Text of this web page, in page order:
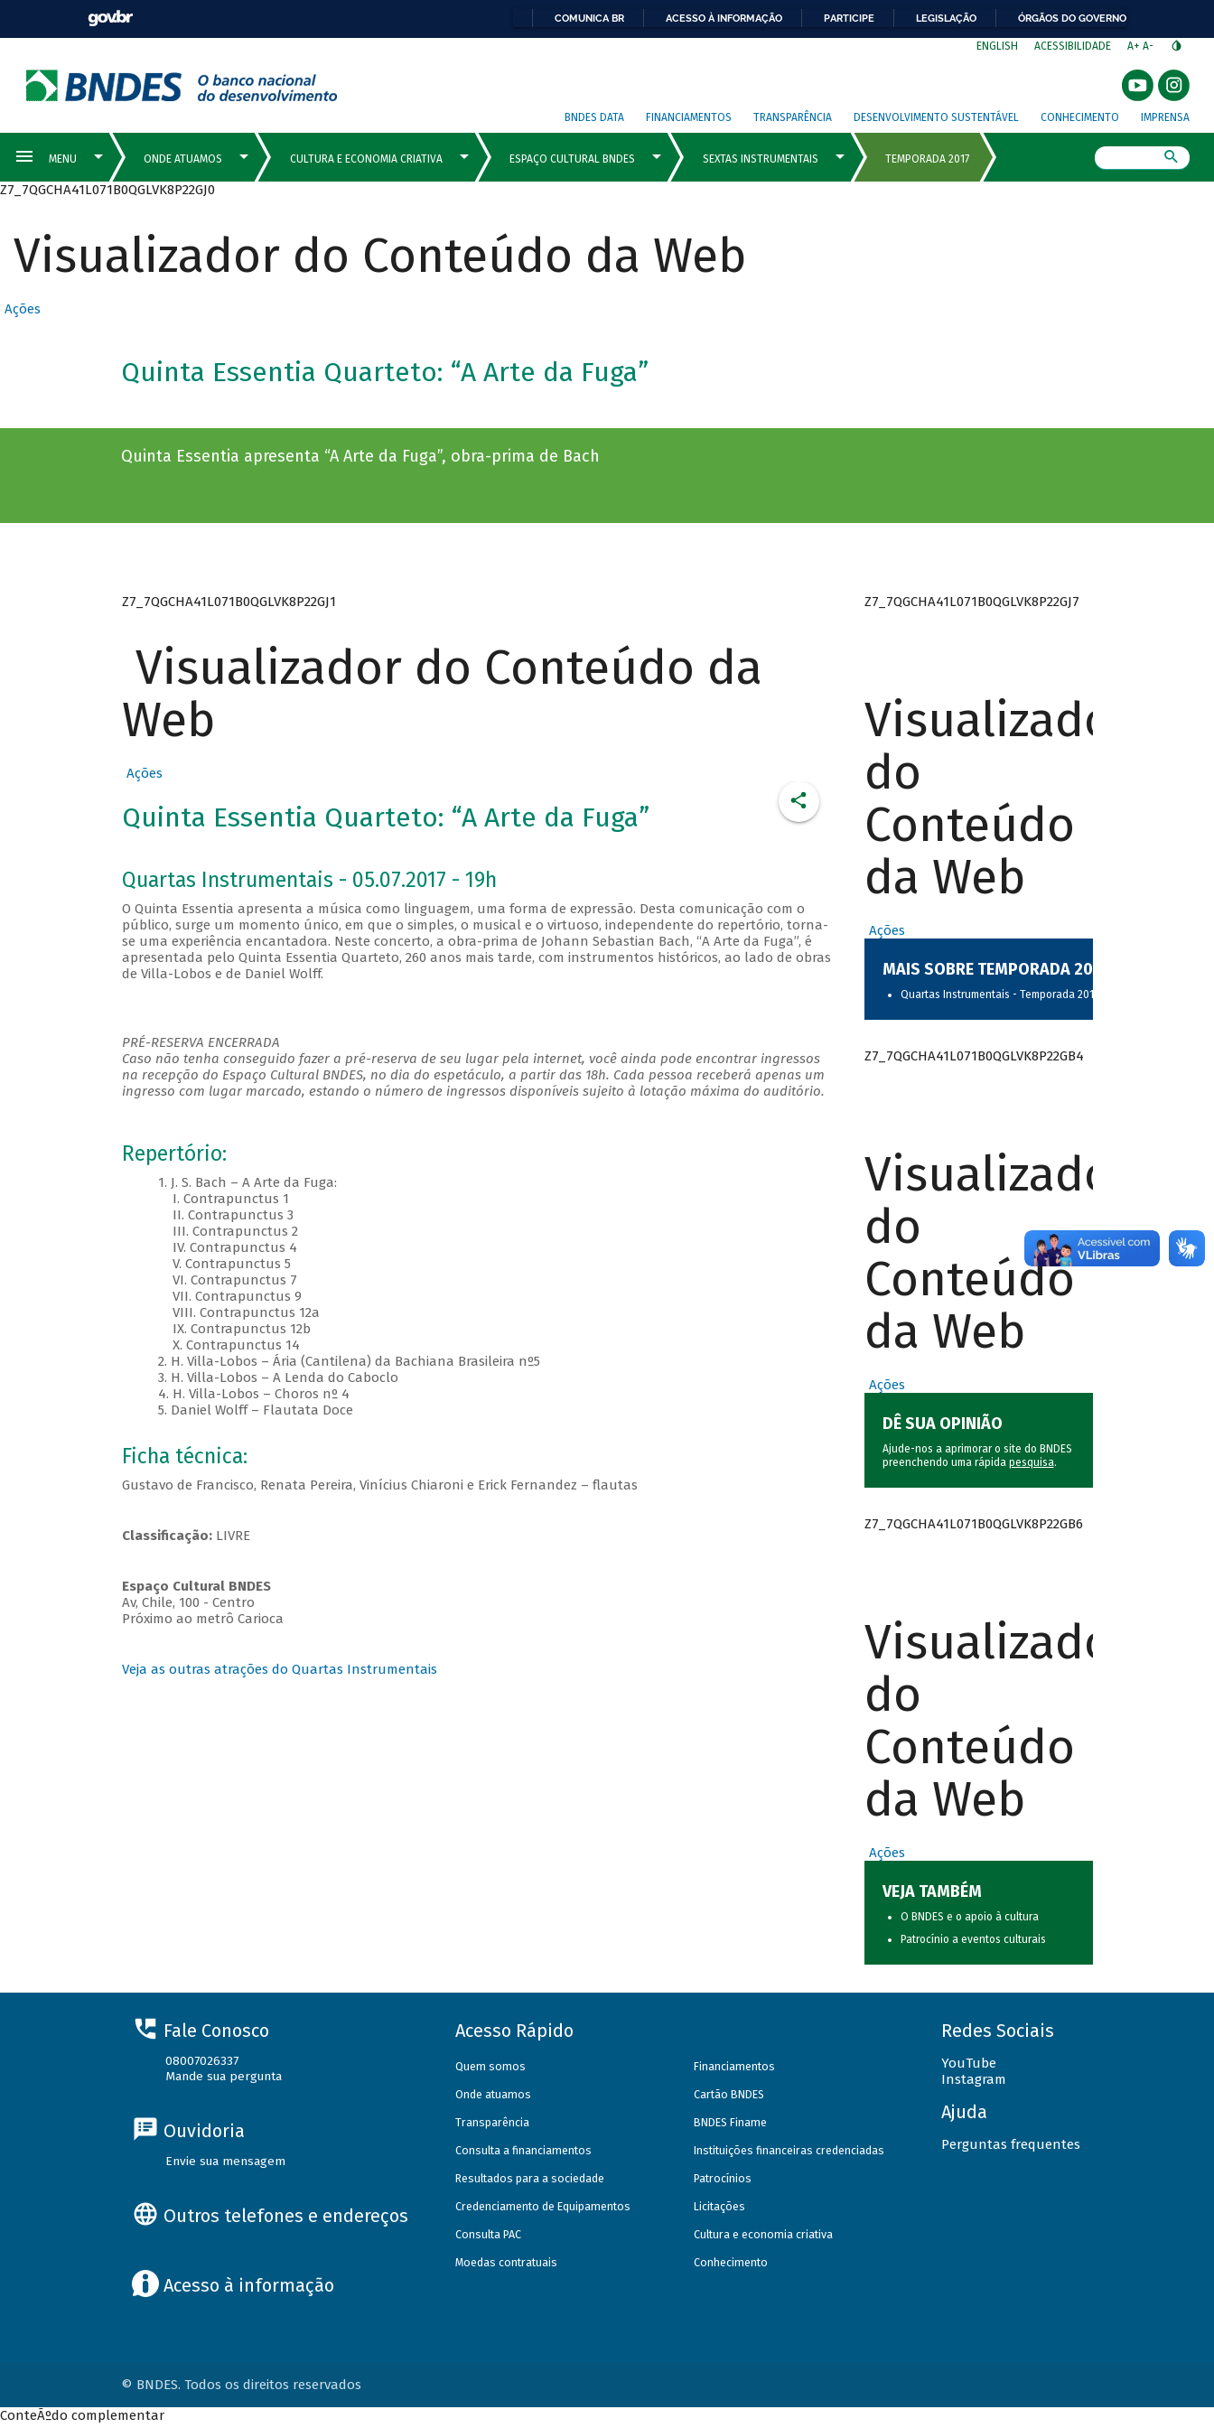
COMUNICA BR ACESSO À INFORMAÇÃO PARTICIPE LEGISLAÇÃO ÓRGÃOS DO GOVERNO
ENGLISH ACESSIBILIDADE A+ A-
BNDES DATA FINANCIAMENTOS TRANSPARÊNCIA DESENVOLVIMENTO SUSTENTÁVEL CONHECIMENTO IMPRENSA
Z7_7QGCHA41L071B0QGLVK8P22GJ0
Visualizador do Conteúdo da Web
Ações
Quinta Essentia Quarteto: “A Arte da Fuga”
Quinta Essentia apresenta “A Arte da Fuga”, obra-prima de Bach
Z7_7QGCHA41L071B0QGLVK8P22GJ1
Visualizador do Conteúdo da
Web
Ações
Quinta Essentia Quarteto: “A Arte da Fuga”
Quartas Instrumentais - 05.07.2017 - 19h
O Quinta Essentia apresenta a música como linguagem, uma forma de expressão. Desta comunicação com o
público, surge um momento único, em que o simples, o musical e o virtuoso, independente do repertório, torna-
se uma experiência encantadora. Neste concerto, a obra-prima de Johann Sebastian Bach, “A Arte da Fuga”, é
apresentada pelo Quinta Essentia Quarteto, 260 anos mais tarde, com instrumentos históricos, ao lado de obras
de Villa-Lobos e de Daniel Wolff.
PRÉ-RESERVA ENCERRADA
Caso não tenha conseguido fazer a pré-reserva de seu lugar pela internet, você ainda pode encontrar ingressos
na recepção do Espaço Cultural BNDES, no dia do espetáculo, a partir das 18h. Cada pessoa receberá apenas um
ingresso com lugar marcado, estando o número de ingressos disponíveis sujeito à lotação máxima do auditório.
Repertório:
1. J. S. Bach – A Arte da Fuga:
I. Contrapunctus 1
II. Contrapunctus 3
III. Contrapunctus 2
IV. Contrapunctus 4
V. Contrapunctus 5
VI. Contrapunctus 7
VII. Contrapunctus 9
VIII. Contrapunctus 12a
IX. Contrapunctus 12b
X. Contrapunctus 14
2. H. Villa-Lobos – Ária (Cantilena) da Bachiana Brasileira nº5
3. H. Villa-Lobos – A Lenda do Caboclo
4. H. Villa-Lobos – Choros nº 4
5. Daniel Wolff – Flautata Doce
Ficha técnica:
Gustavo de Francisco, Renata Pereira, Vinícius Chiaroni e Erick Fernandez – flautas
Classificação:LIVRE
Espaço Cultural BNDES
Av, Chile, 100 - Centro
Próximo ao metrô Carioca
Veja as outras atrações do Quartas Instrumentais
Z7_7QGCHA41L071B0QGLVK8P22GJ7
Visualizador
do
Conteúdo
da Web
Ações
MAIS SOBRE TEMPORADA 2017
Quartas Instrumentais - Temporada 2017
Z7_7QGCHA41L071B0QGLVK8P22GB4
Visualizador
do
Conteúdo
da Web
Ações
DÊ SUA OPINIÃO
Ajude-nos a aprimorar o site do BNDES
preenchendo uma rápida pesquisa.
Z7_7QGCHA41L071B0QGLVK8P22GB6
Visualizador
do
Conteúdo
da Web
Ações
VEJA TAMBÉM
O BNDES e o apoio à cultura
Patrocínio a eventos culturais
Fale Conosco
08007026337
Mande sua pergunta
Ouvidoria
Envie sua mensagem
Outros telefones e endereços
Acesso à informação
Acesso Rápido
Quem somos
Onde atuamos
Transparência
Consulta a financiamentos
Resultados para a sociedade
Credenciamento de Equipamentos
Consulta PAC
Moedas contratuais
Financiamentos
Cartão BNDES
BNDES Finame
Instituições financeiras credenciadas
Patrocínios
Licitações
Cultura e economia criativa
Conhecimento
Redes Sociais
YouTube
Instagram
Ajuda
Perguntas frequentes
© BNDES. Todos os direitos reservados
ConteÃºdo complementar